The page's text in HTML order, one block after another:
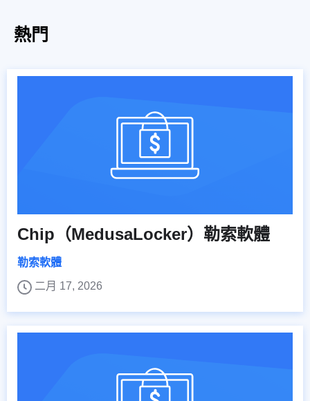
熱門
Chip（MedusaLocker）勒索軟體
勒索軟體
二月 17, 2026